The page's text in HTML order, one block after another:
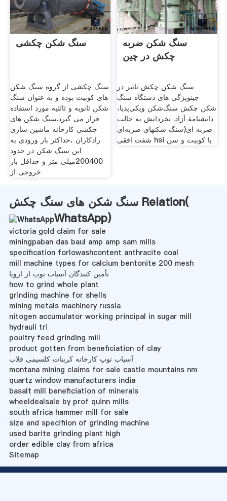
سنگ شکن چکشی
سنگ چکشی از گروه سنگ شکن
های کوبیت بوده و به عنوان سنگ
شکن ثانویه و ثالثیه مورد استفاده
قرار می گیرد.سنگ شکن های
چکشی کارخانه ماشین سازی
رادکاران ،حداکثر بار ورودی به
این سنگ شکن در حدود
200400میلی متر و حداقل بار
خروجی از
سنگ شکن ضربه
چکش در چین
سنگ شکن چکش تاثیر در
چینویژگی های دستگاه سنگ
شکن چکش سنگ‌شکن ویکی‌پدیا،
دانشنامهٔ آزاد. بخردایش به حالت
ضربه ای(سنگ شکنهای ضربه‌ای
شفت افقی hsi یا کوبیت و سن
سنگ شکن های سنگ چکش Relation(
WhatsApp)
victoria gold claim for sale
miningpaban das baul amp amp sam mills
specification forlowashcontent anthracite coal
mill machine types for calcium bentonite 200 mesh
تأمین کنندگان آسیاب توپ از اروپا
how to grind whole plant
grinding machine for shells
mining metals machinery russia
nitogen accumulator working principal in sugar mill
hydrauli tri
poultry feed grinding mill
product gotten from beneficiation of clay
آسیاب توپ کارخانه کربنات کلسیمی قلاب
montana mining claims for sale castle mountains nm
quartz window manufacturers india
basalt mill beneficiation of minerals
wheeldealsale by prof quinn mills
south africa hammer mill for sale
size and specifiion of grinding machine
used barite grinding plant high
order edible clay from africa
Sitemap